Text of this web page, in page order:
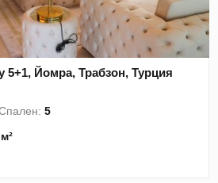
5+1, Йомра, Трабзон, Турция
5